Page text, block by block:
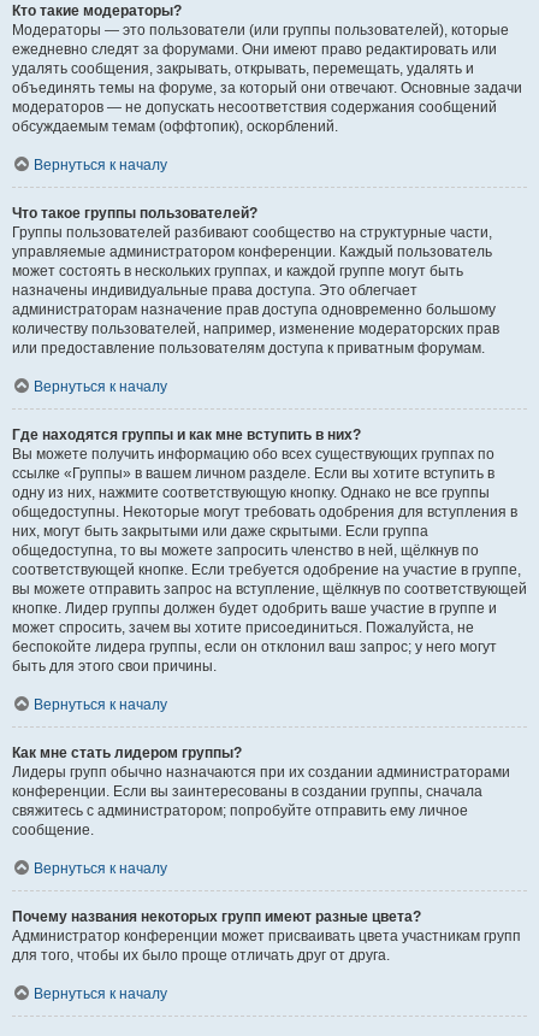
Кто такие модераторы?
Модераторы — это пользователи (или группы пользователей), которые
ежедневно следят за форумами. Они имеют право редактировать или
удалять сообщения, закрывать, открывать, перемещать, удалять и
объединять темы на форуме, за который они отвечают. Основные задачи
модераторов — не допускать несоответствия содержания сообщений
обсуждаемым темам (оффтопик), оскорблений.
Вернуться к началу
Что такое группы пользователей?
Группы пользователей разбивают сообщество на структурные части,
управляемые администратором конференции. Каждый пользователь
может состоять в нескольких группах, и каждой группе могут быть
назначены индивидуальные права доступа. Это облегчает
администраторам назначение прав доступа одновременно большому
количеству пользователей, например, изменение модераторских прав
или предоставление пользователям доступа к приватным форумам.
Вернуться к началу
Где находятся группы и как мне вступить в них?
Вы можете получить информацию обо всех существующих группах по
ссылке «Группы» в вашем личном разделе. Если вы хотите вступить в
одну из них, нажмите соответствующую кнопку. Однако не все группы
общедоступны. Некоторые могут требовать одобрения для вступления в
них, могут быть закрытыми или даже скрытыми. Если группа
общедоступна, то вы можете запросить членство в ней, щёлкнув по
соответствующей кнопке. Если требуется одобрение на участие в группе,
вы можете отправить запрос на вступление, щёлкнув по соответствующей
кнопке. Лидер группы должен будет одобрить ваше участие в группе и
может спросить, зачем вы хотите присоединиться. Пожалуйста, не
беспокойте лидера группы, если он отклонил ваш запрос; у него могут
быть для этого свои причины.
Вернуться к началу
Как мне стать лидером группы?
Лидеры групп обычно назначаются при их создании администраторами
конференции. Если вы заинтересованы в создании группы, сначала
свяжитесь с администратором; попробуйте отправить ему личное
сообщение.
Вернуться к началу
Почему названия некоторых групп имеют разные цвета?
Администратор конференции может присваивать цвета участникам групп
для того, чтобы их было проще отличать друг от друга.
Вернуться к началу